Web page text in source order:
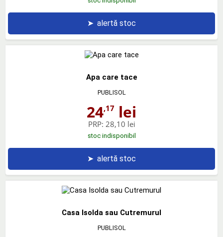
➤ alertă stoc
Apa care tace
PUBLISOL
24,17 lei
PRP: 28,10 lei
stoc indisponibil
➤ alertă stoc
Casa Isolda sau Cutremurul
PUBLISOL